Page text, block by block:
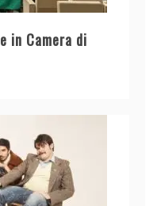
in Camera di